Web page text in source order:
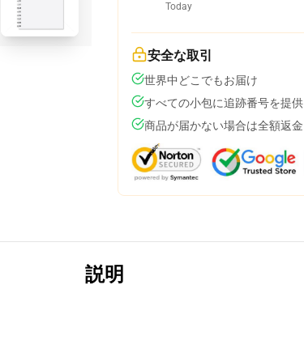
Today
安全な取引
世界中どこでもお届け
すべての小包に追跡番号を提供
商品が届かない場合は全額返金
説明